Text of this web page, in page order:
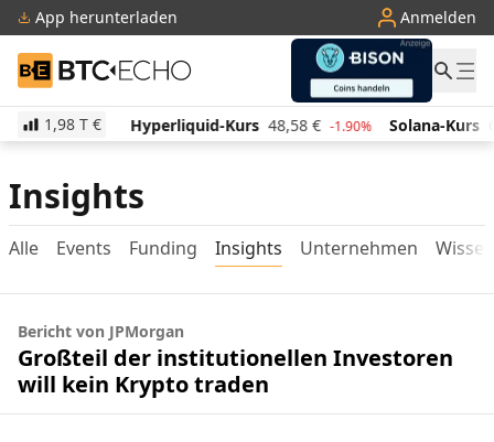
App herunterladen Anmelden
BTC-ECHO
1,98 T €
€ -1.60% Hyperliquid-Kurs 48,58 € -1.90% Solana-Kurs
Insights
Alle Events Funding Insights Unternehmen Wissen
Bericht von JPMorgan
Großteil der institutionellen Investoren
will kein Krypto traden